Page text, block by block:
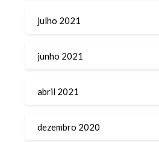
julho 2021
junho 2021
abril 2021
dezembro 2020